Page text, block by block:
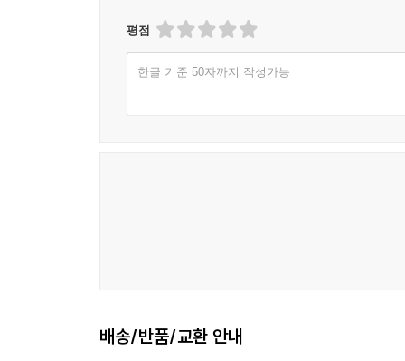
평점
한글 기준 50자까지 작성가능
배송/반품/교환 안내